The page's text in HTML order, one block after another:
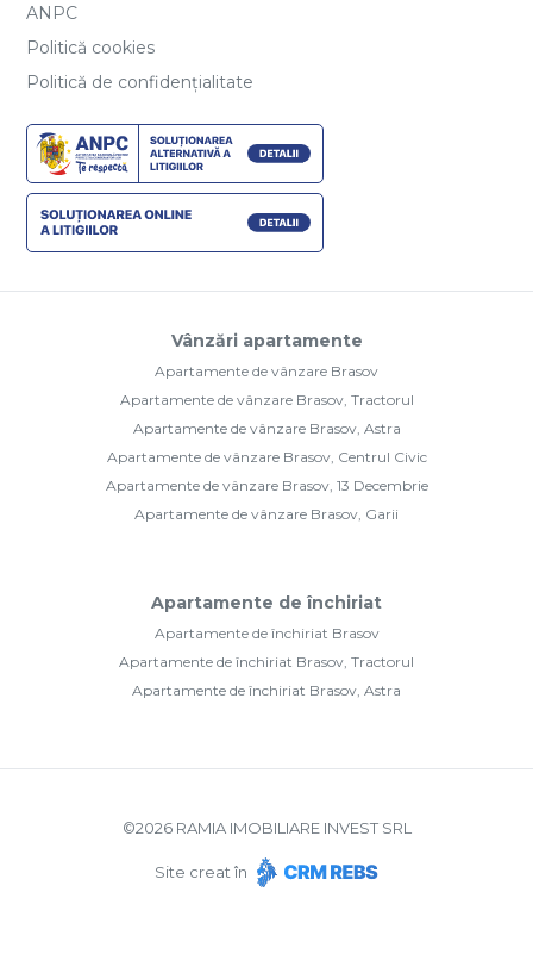
ANPC
Politică cookies
Politică de confidențialitate
Vânzări apartamente
Apartamente de vânzare Brasov
Apartamente de vânzare Brasov, Tractorul
Apartamente de vânzare Brasov, Astra
Apartamente de vânzare Brasov, Centrul Civic
Apartamente de vânzare Brasov, 13 Decembrie
Apartamente de vânzare Brasov, Garii
Apartamente de închiriat
Apartamente de închiriat Brasov
Apartamente de închiriat Brasov, Tractorul
Apartamente de închiriat Brasov, Astra
©2026RAMIA IMOBILIARE INVEST SRL
Site creat în